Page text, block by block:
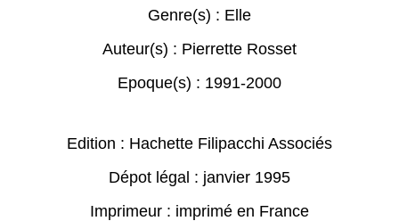
Genre(s) : Elle
Auteur(s) : Pierrette Rosset
Epoque(s) : 1991-2000
Edition : Hachette Filipacchi Associés
Dépot légal : janvier 1995
Imprimeur : imprimé en France